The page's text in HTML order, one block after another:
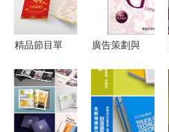
精品節目單
南 從模板
下載到策劃
呈現
廣告策劃與
職業教育廣
告與藝術設
計專業系列